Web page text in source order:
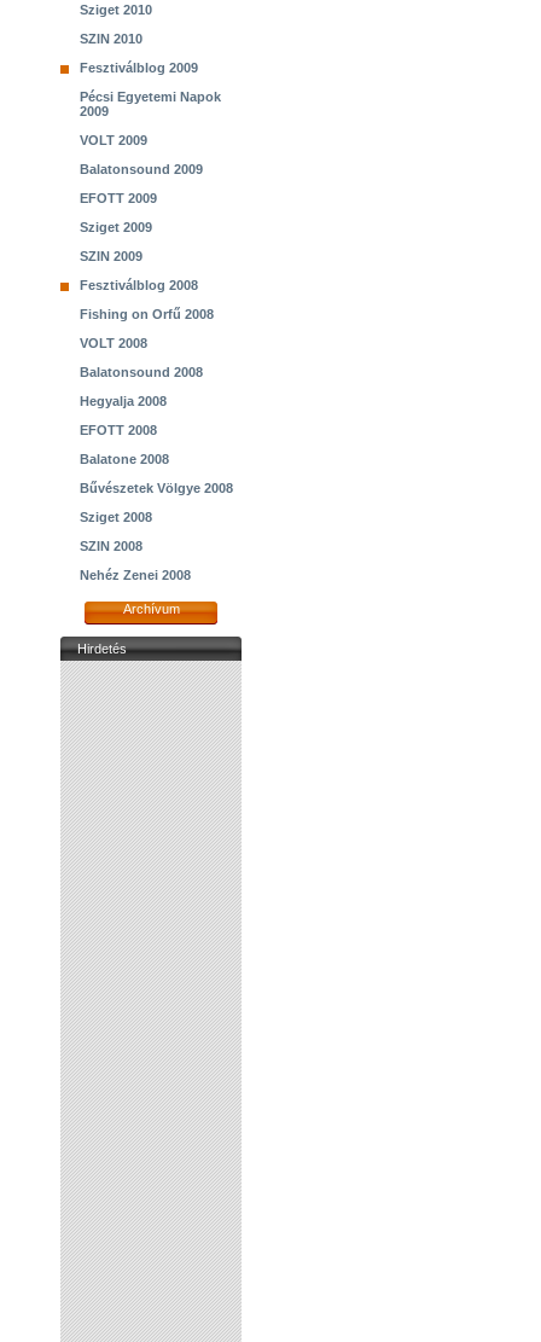
Sziget 2010
SZIN 2010
Fesztiválblog 2009
Pécsi Egyetemi Napok
2009
VOLT 2009
Balatonsound 2009
EFOTT 2009
Sziget 2009
SZIN 2009
Fesztiválblog 2008
Fishing on Orfű 2008
VOLT 2008
Balatonsound 2008
Hegyalja 2008
EFOTT 2008
Balatone 2008
Bűvészetek Völgye 2008
Sziget 2008
SZIN 2008
Nehéz Zenei 2008
Archívum
Hirdetés